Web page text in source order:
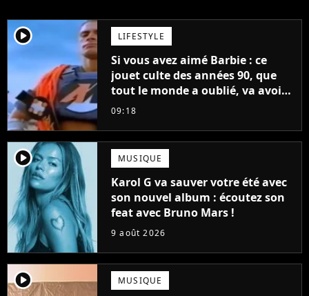
player2 LIFESTYLE
Si vous avez aimé Barbie : ce
jouet culte des années 90, que
tout le monde a oublié, va avoir
un film
09:18
player2 MUSIQUE
Karol G va sauver votre été avec
son nouvel album : écoutez son
feat avec Bruno Mars !
9 août 2026
player2 MUSIQUE